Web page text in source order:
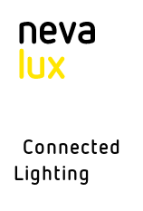
Connected
Lighting